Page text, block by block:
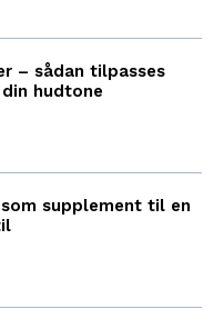
– sådan tilpasses
hudtone
supplement til en